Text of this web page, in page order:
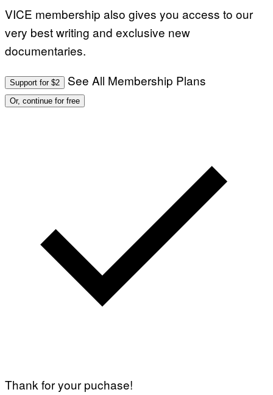
VICE membership also gives you access to our
very best writing and exclusive new
documentaries.
Support for $2 See All Membership Plans
Or, continue for free
Thank for your puchase!